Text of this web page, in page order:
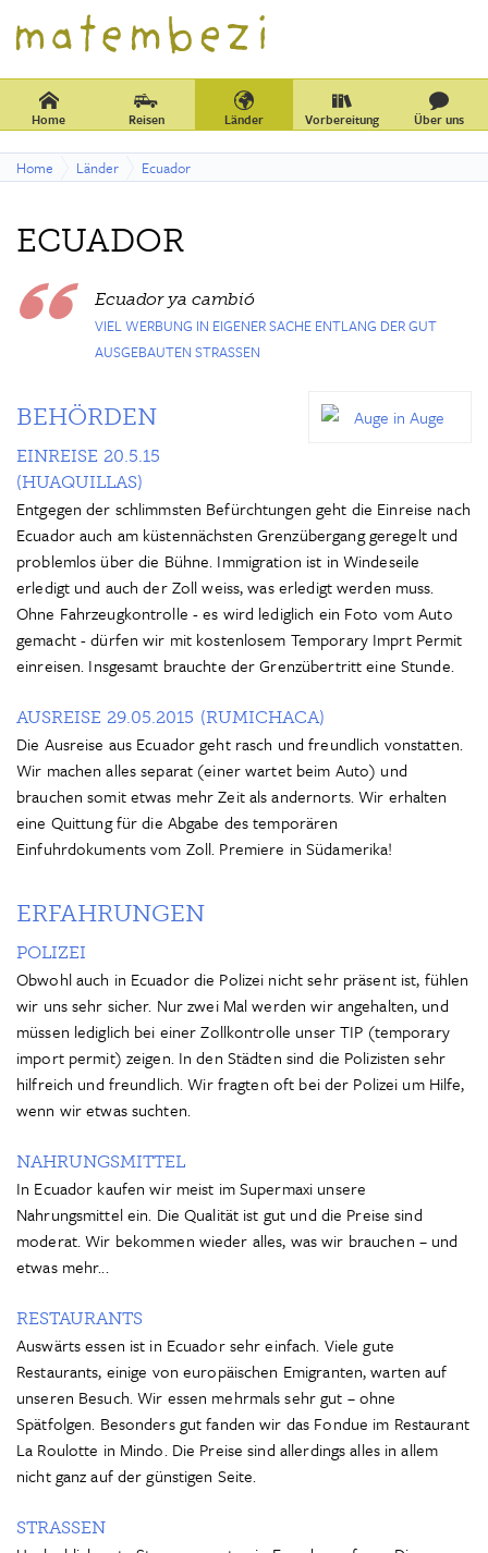
Home Reisen Länder Vorbereitung Über uns
Home Länder Ecuador
ECUADOR
Ecuador ya cambió
VIEL WERBUNG IN EIGENER SACHE ENTLANG DER GUT
AUSGEBAUTEN STRASSEN
BEHÖRDEN
EINREISE 20.5.15
(HUAQUILLAS)
Entgegen der schlimmsten Befürchtungen geht die Einreise nach
Ecuador auch am küstennächsten Grenzübergang geregelt und
problemlos über die Bühne. Immigration ist in Windeseile
erledigt und auch der Zoll weiss, was erledigt werden muss.
Ohne Fahrzeugkontrolle - es wird lediglich ein Foto vom Auto
gemacht - dürfen wir mit kostenlosem Temporary Imprt Permit
einreisen. Insgesamt brauchte der Grenzübertritt eine Stunde.
AUSREISE 29.05.2015 (RUMICHACA)
Die Ausreise aus Ecuador geht rasch und freundlich vonstatten.
Wir machen alles separat (einer wartet beim Auto) und
brauchen somit etwas mehr Zeit als andernorts. Wir erhalten
eine Quittung für die Abgabe des temporären
Einfuhrdokuments vom Zoll. Premiere in Südamerika!
ERFAHRUNGEN
POLIZEI
Obwohl auch in Ecuador die Polizei nicht sehr präsent ist, fühlen
wir uns sehr sicher. Nur zwei Mal werden wir angehalten, und
müssen lediglich bei einer Zollkontrolle unser TIP (temporary
import permit) zeigen. In den Städten sind die Polizisten sehr
hilfreich und freundlich. Wir fragten oft bei der Polizei um Hilfe,
wenn wir etwas suchten.
NAHRUNGSMITTEL
In Ecuador kaufen wir meist im Supermaxi unsere
Nahrungsmittel ein. Die Qualität ist gut und die Preise sind
moderat. Wir bekommen wieder alles, was wir brauchen – und
etwas mehr...
RESTAURANTS
Auswärts essen ist in Ecuador sehr einfach. Viele gute
Restaurants, einige von europäischen Emigranten, warten auf
unseren Besuch. Wir essen mehrmals sehr gut – ohne
Spätfolgen. Besonders gut fanden wir das Fondue im Restaurant
La Roulotte in Mindo. Die Preise sind allerdings alles in allem
nicht ganz auf der günstigen Seite.
STRASSEN